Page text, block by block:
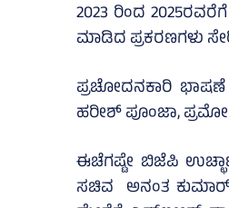
2023 ರಿಂದ
ಮಾಡಿದ ಪ್ರಕರಣಗಳು
ಪ್ರಚೋದನಕಾರಿ
ಹರೀಶ್ ಪೂಂಜಾ,
ಈಚೆಗಷ್ಟೇ ಬಿಜೆಪಿ
ಸಚಿವ ಅನಂತ